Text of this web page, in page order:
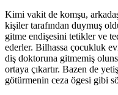
Kimi vakit de komşu,
kişiler tarafından duymuş
gitme endişesini tetikler ve
ederler. Bilhassa çocukluk
diş doktoruna gitmemiş
ortaya çıkartır. Bazen de
götürmenin ceza ögesi gibi